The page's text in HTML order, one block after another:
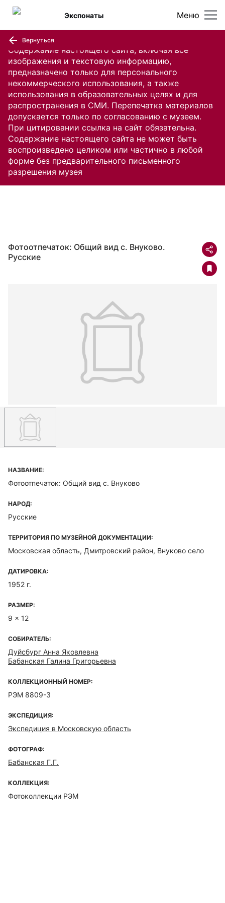
Содержание настоящего сайта, включая все
изображения и текстовую информацию,
предназначено только для персонального
некоммерческого использования, а также
использования в образовательных целях и для
распространения в СМИ. Перепечатка материалов
допускается только по согласованию с музеем.
При цитировании ссылка на сайт обязательна.
Содержание настоящего сайта не может быть
воспроизведено целиком или частично в любой
форме без предварительного письменного
разрешения музея
Меню
Экспонаты
Вернуться
Фотоотпечаток: Общий вид с. Внуково.
Русские
НАЗВАНИЕ:
Фотоотпечаток: Общий вид с. Внуково
НАРОД:
Русские
ТЕРРИТОРИЯ ПО МУЗЕЙНОЙ ДОКУМЕНТАЦИИ:
Московская область, Дмитровский район, Внуково село
ДАТИРОВКА:
1952 г.
РАЗМЕР:
9 x 12
СОБИРАТЕЛЬ:
Дуйсбург Анна Яковлевна
Бабанская Галина Григорьевна
КОЛЛЕКЦИОННЫЙ НОМЕР:
РЭМ 8809-3
ЭКСПЕДИЦИЯ:
Экспедиция в Московскую область
ФОТОГРАФ:
Бабанская Г.Г.
КОЛЛЕКЦИЯ:
Фотоколлекции РЭМ